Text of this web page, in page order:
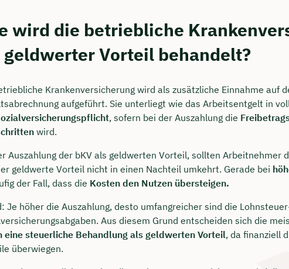
wird die betriebliche
geldwerter Vorteil behandelt?
Krankenversicherung wird als zusätzliche Einnahme auf
aufgeführt. Sie unterliegt wie das Arbeitsentgelt in
, sofern bei der Auszahlung die
wird.
Auszahlung der bKV als geldwerten Vorteil, sollten Arbeitnehmer
geldwerte Vorteil nicht in einen Nachteil umkehrt. Gerade bei
der Fall, dass die Kosten den Nutzen übersteigen.
Je höher die Auszahlung, desto umfangreicher sind die
Aus diesem Grund entscheiden sich die
eine steuerliche Behandlung als geldwerten Vorteil, da finanziell
überwiegen.